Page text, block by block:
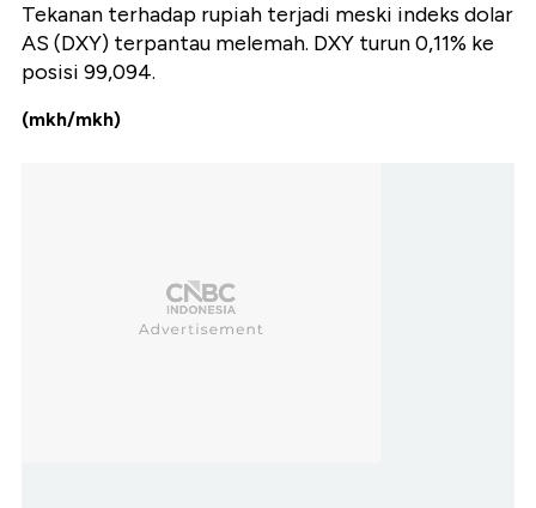
Tekanan terhadap rupiah terjadi meski indeks dolar
AS (DXY) terpantau melemah. DXY turun 0,11% ke
posisi 99,094.
(mkh/mkh)